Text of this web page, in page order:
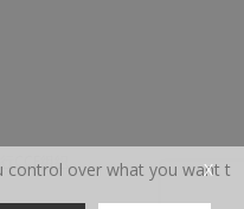
CCE组织 X
control over what you want t